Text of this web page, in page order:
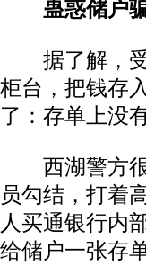
蛊惑储户
据了解，受
柜台，把钱存
了：存单上没
西湖警方很
员勾结，打着
人买通银行内
给储户一张存